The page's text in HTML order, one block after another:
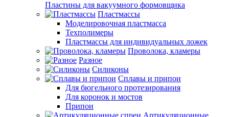
Пластины для вакуумного формовщика
Пластмассы
Моделировочная пластмасса
Техполимеры
Пластмассы для индивидуальных ложек
Проволока, кламеры
Разное
Силиконы
Сплавы и припои
Для бюгельного протезирования
Для коронок и мостов
Припои
Артикуляционные